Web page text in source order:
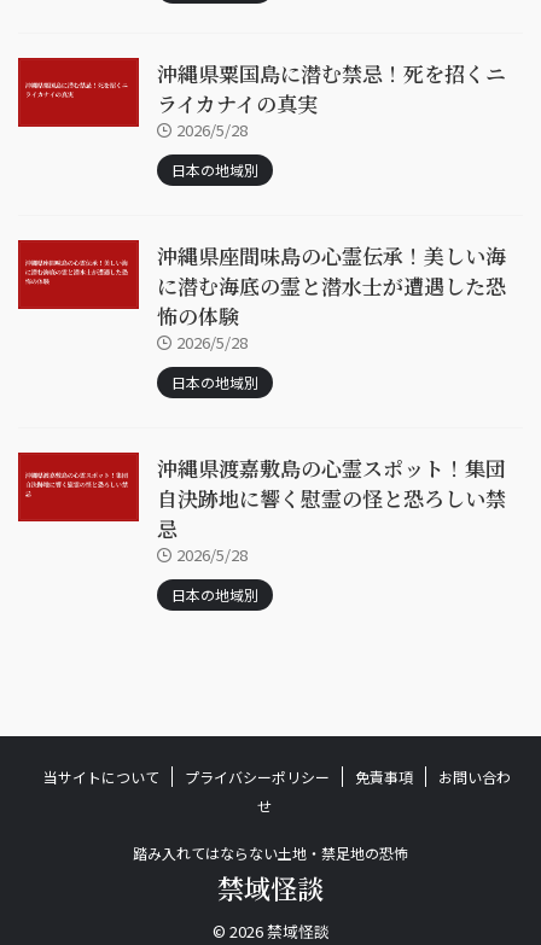
沖縄県粟国島に潜む禁忌！死を招くニ
ライカナイの真実
2026/5/28
日本の地域別
沖縄県座間味島の心霊伝承！美しい海
に潜む海底の霊と潜水士が遭遇した恐
怖の体験
2026/5/28
日本の地域別
沖縄県渡嘉敷島の心霊スポット！集団
自決跡地に響く慰霊の怪と恐ろしい禁
忌
2026/5/28
日本の地域別
当サイトについて プライバシーポリシー 免責事項
お問い合わ
せ
踏み入れてはならない土地・禁足地の恐怖
禁域怪談
© 2026 禁域怪談